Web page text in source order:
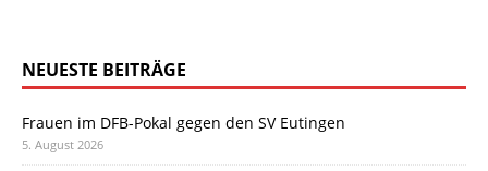
NEUESTE BEITRÄGE
Frauen im DFB-Pokal gegen den SV Eutingen
5. August 2026